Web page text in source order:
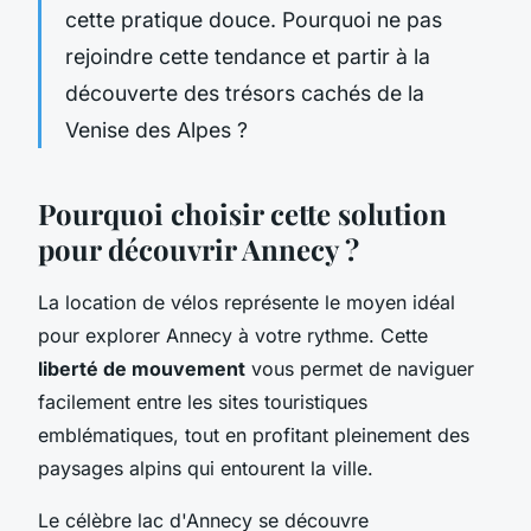
cette pratique douce. Pourquoi ne pas
rejoindre cette tendance et partir à la
découverte des trésors cachés de la
Venise des Alpes ?
Pourquoi choisir cette solution
pour découvrir Annecy ?
La location de vélos représente le moyen idéal
pour explorer Annecy à votre rythme. Cette
liberté de mouvement vous permet de naviguer
facilement entre les sites touristiques
emblématiques, tout en profitant pleinement des
paysages alpins qui entourent la ville.
Le célèbre lac d'Annecy se découvre